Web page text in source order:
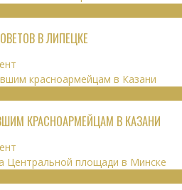
В ЛИПЕЦКЕ
КРАСНОАРМЕЙЦАМ В КАЗАНИ